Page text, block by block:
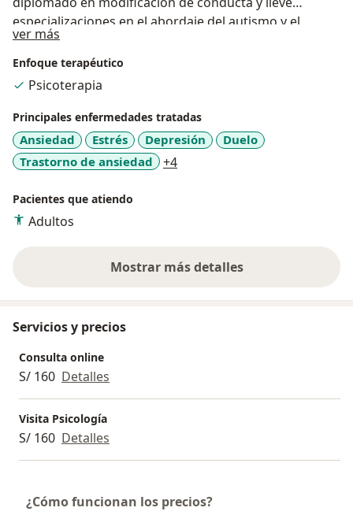
especializaciones en el abordaje del autismo y el
trabajo con familias. Soy una persona con mucha
capacidad de escucha y empatía. Muy cuidadosa
cuando se trata de salud mental, buscando ser
objetiva y cercana para poder acompañar
adecuadamente a mis pacientes. Busco orientar y que
la misma persona, a través de la terapia, pueda
descubrir su propio camino y tomar sus propias
decisiones teniendo más conocimiento de sí misma y
con más recursos para afrontar las diversas
situaciones que se presenten.
ver más
Enfoque terapéutico
Psicoterapia
Principales enfermedades tratadas
Ansiedad Estrés Depresión
Duelo
Trastorno de ansiedad
+4a11y_sr_more_diseases
Pacientes que atiendo
Adultos
Mostrar más detalles
sobre la experiencia
Servicios y precios
Consulta online
S/ 160 Detalles
Visita Psicología
S/ 160 Detalles
¿Cómo funcionan los precios?